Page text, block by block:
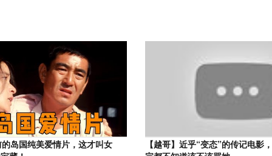
岛国纯美爱情片，这才叫女
【越哥】近乎“变态”的传记电影